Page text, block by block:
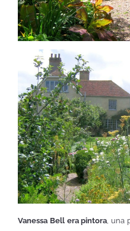
Vanessa Bell era pintora ,